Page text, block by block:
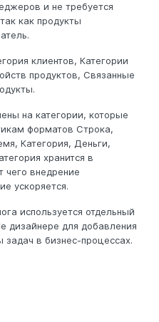
и не требуется
как продукты
клиентов, Категории
продуктов, Связанные
на категории, которые
форматов Строка,
Категория, Деньги,
хранится в
чего внедрение
ускоряется.
используется отдельный
дизайнере для добавления
в бизнес-процессах.